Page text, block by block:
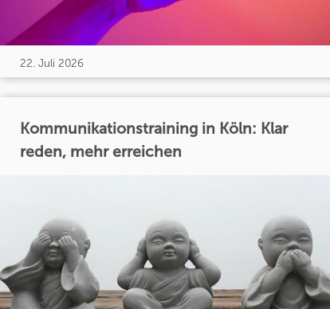
22. Juli 2026
Kommunikationstraining in Köln: Klar
reden, mehr erreichen